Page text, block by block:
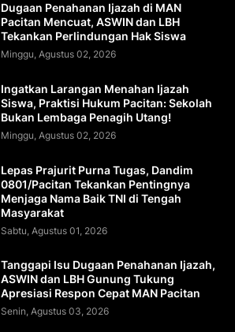
Dugaan Penahanan Ijazah di MAN
Pacitan Mencuat, ASWIN dan LBH
Tekankan Perlindungan Hak Siswa
Minggu, Agustus 02, 2026
Ingatkan Larangan Menahan Ijazah
Siswa, Praktisi Hukum Pacitan: Sekolah
Bukan Lembaga Penagih Utang!
Minggu, Agustus 02, 2026
Lepas Prajurit Purna Tugas, Dandim
0801/Pacitan Tekankan Pentingnya
Menjaga Nama Baik TNI di Tengah
Masyarakat
Sabtu, Agustus 01, 2026
Tanggapi Isu Dugaan Penahanan Ijazah,
ASWIN dan LBH Gunung Tukung
Apresiasi Respon Cepat MAN Pacitan
Senin, Agustus 03, 2026